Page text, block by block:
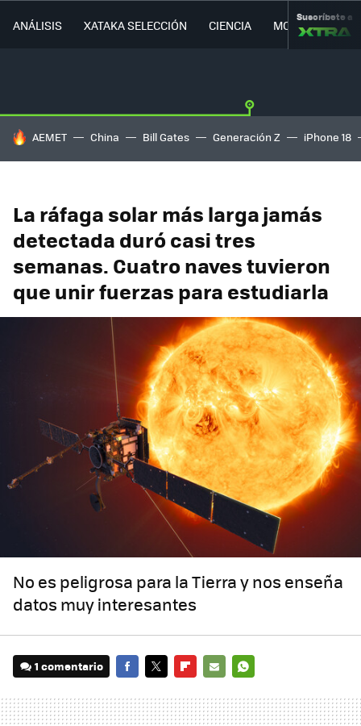
ANÁLISIS XATAKA SELECCIÓN CIENCIA MOVILIDAD
Suscríbete a
HOY SE HABLA DE
AEMET China Bill Gates Generación Z iPhone 18
La ráfaga solar más larga jamás
detectada duró casi tres
semanas. Cuatro naves tuvieron
que unir fuerzas para estudiarla
No es peligrosa para la Tierra y nos enseña
datos muy interesantes
1 comentario
MAIL